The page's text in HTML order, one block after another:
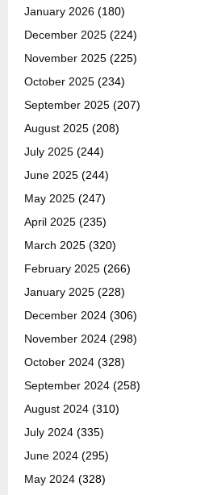
January 2026 (180)
December 2025 (224)
November 2025 (225)
October 2025 (234)
September 2025 (207)
August 2025 (208)
July 2025 (244)
June 2025 (244)
May 2025 (247)
April 2025 (235)
March 2025 (320)
February 2025 (266)
January 2025 (228)
December 2024 (306)
November 2024 (298)
October 2024 (328)
September 2024 (258)
August 2024 (310)
July 2024 (335)
June 2024 (295)
May 2024 (328)